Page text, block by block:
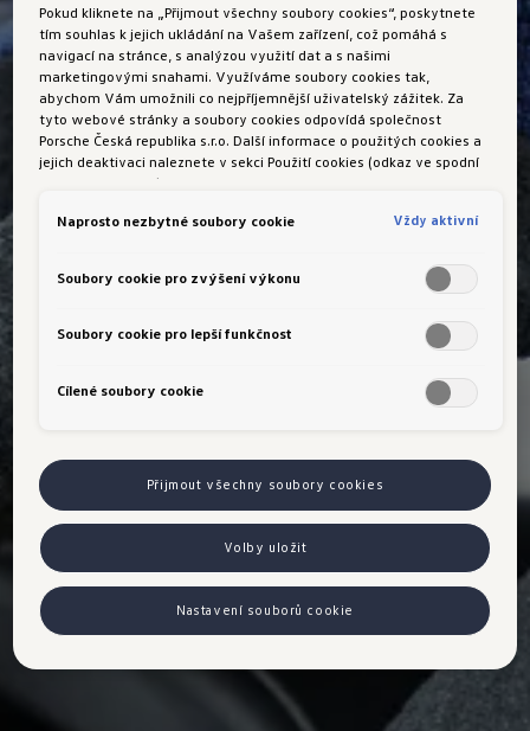
Pokud kliknete na „Přijmout všechny soubory cookies“, poskytnete
tím souhlas k jejich ukládání na Vašem zařízení, což pomáhá s
navigací na stránce, s analýzou využití dat a s našimi
marketingovými snahami. Využíváme soubory cookies tak,
abychom Vám umožnili co nejpříjemnější uživatelský zážitek. Za
tyto webové stránky a soubory cookies odpovídá společnost
Porsche Česká republika s.r.o. Další informace o použitých cookies a
jejich deaktivaci naleznete v sekci Použití cookies (odkaz ve spodní
části této stránky).
Naprosto nezbytné soubory cookie Vždy aktivní
Soubory cookie pro zvýšení výkonu
Soubory cookie pro lepší funkčnost
Cílené soubory cookie
Přijmout všechny soubory cookies
Volby uložit
Nastavení souborů cookie